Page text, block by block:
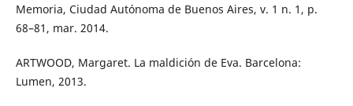
Memoria, Ciudad Autónoma de Buenos Aires, v. 1 n. 1, p.
68–81, mar. 2014.
ARTWOOD, Margaret. La maldición de Eva. Barcelona:
Lumen, 2013.